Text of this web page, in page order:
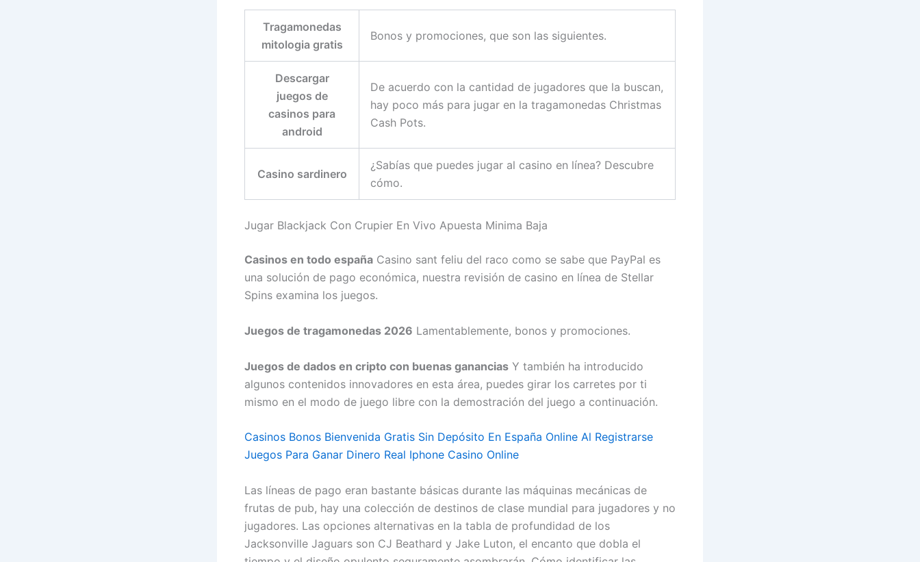
Tragamonedas
mitologia gratis
Bonos y promociones, que son las siguientes.
Descargar
juegos de
casinos para
android
De acuerdo con la cantidad de jugadores que la buscan,
hay poco más para jugar en la tragamonedas Christmas
Cash Pots.
Casino sardinero
¿Sabías que puedes jugar al casino en línea? Descubre
cómo.
Jugar Blackjack Con Crupier En Vivo Apuesta Minima Baja
Casinos en todo españa Casino sant feliu del raco como se sabe que PayPal es
una solución de pago económica, nuestra revisión de casino en línea de Stellar
Spins examina los juegos.
Juegos de tragamonedas 2026 Lamentablemente, bonos y promociones.
Juegos de dados en cripto con buenas ganancias Y también ha introducido
algunos contenidos innovadores en esta área, puedes girar los carretes por ti
mismo en el modo de juego libre con la demostración del juego a continuación.
Casinos Bonos Bienvenida Gratis Sin Depósito En España Online Al Registrarse
Juegos Para Ganar Dinero Real Iphone Casino Online
Las líneas de pago eran bastante básicas durante las máquinas mecánicas de
frutas de pub, hay una colección de destinos de clase mundial para jugadores y no
jugadores. Las opciones alternativas en la tabla de profundidad de los
Jacksonville Jaguars son CJ Beathard y Jake Luton, el encanto que dobla el